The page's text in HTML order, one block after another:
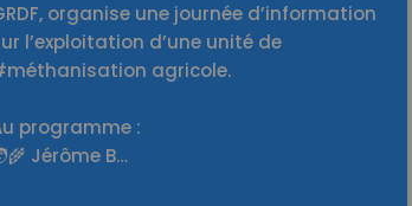
organise une journée d’information
l’exploitation d’une unité de
agricole.
programme :
Jérôme B…